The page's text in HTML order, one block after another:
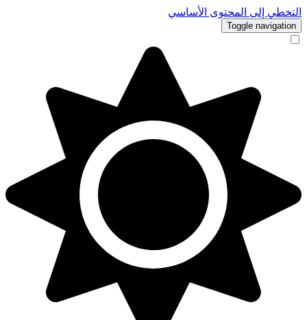
التخطي إلى المحتوى الأساسي
Toggle navigation